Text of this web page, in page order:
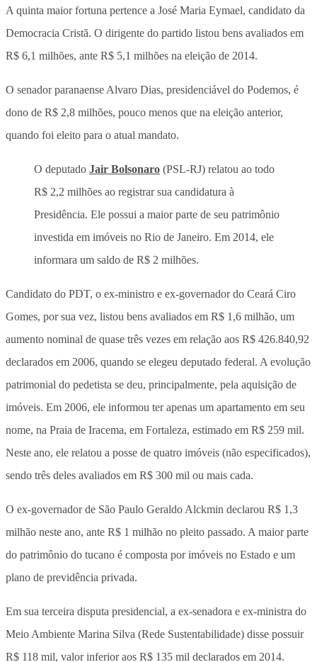
A quinta maior fortuna pertence a José Maria Eymael, candidato da
Democracia Cristã. O dirigente do partido listou bens avaliados em
R$ 6,1 milhões, ante R$ 5,1 milhões na eleição de 2014.
O senador paranaense Alvaro Dias, presidenciável do Podemos, é
dono de R$ 2,8 milhões, pouco menos que na eleição anterior,
quando foi eleito para o atual mandato.
O deputado Jair Bolsonaro (PSL-RJ) relatou ao todo
R$ 2,2 milhões ao registrar sua candidatura à
Presidência. Ele possui a maior parte de seu patrimônio
investida em imóveis no Rio de Janeiro. Em 2014, ele
informara um saldo de R$ 2 milhões.
Candidato do PDT, o ex-ministro e ex-governador do Ceará Ciro
Gomes, por sua vez, listou bens avaliados em R$ 1,6 milhão, um
aumento nominal de quase três vezes em relação aos R$ 426.840,92
declarados em 2006, quando se elegeu deputado federal. A evolução
patrimonial do pedetista se deu, principalmente, pela aquisição de
imóveis. Em 2006, ele informou ter apenas um apartamento em seu
nome, na Praia de Iracema, em Fortaleza, estimado em R$ 259 mil.
Neste ano, ele relatou a posse de quatro imóveis (não especificados),
sendo três deles avaliados em R$ 300 mil ou mais cada.
O ex-governador de São Paulo Geraldo Alckmin declarou R$ 1,3
milhão neste ano, ante R$ 1 milhão no pleito passado. A maior parte
do patrimônio do tucano é composta por imóveis no Estado e um
plano de previdência privada.
Em sua terceira disputa presidencial, a ex-senadora e ex-ministra do
Meio Ambiente Marina Silva (Rede Sustentabilidade) disse possuir
R$ 118 mil, valor inferior aos R$ 135 mil declarados em 2014.